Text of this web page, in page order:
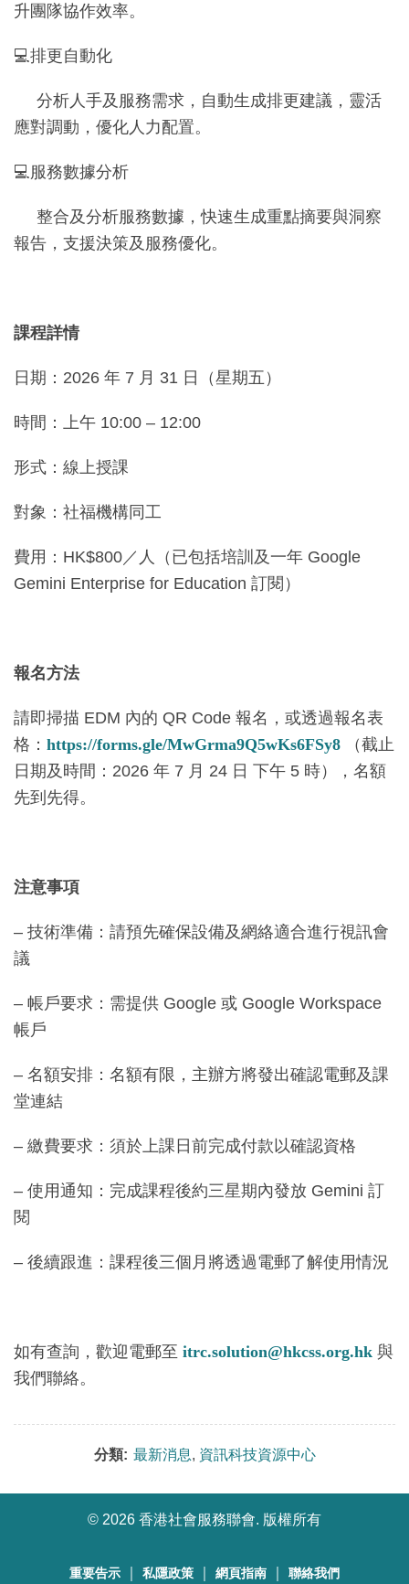
升團隊協作效率。
💻排更自動化
分析人手及服務需求，自動生成排更建議，靈活
應對調動，優化人力配置。
💻服務數據分析
整合及分析服務數據，快速生成重點摘要與洞察
報告，支援決策及服務優化。
課程詳情
日期：2026 年 7 月 31 日（星期五）
時間：上午 10:00 – 12:00
形式：線上授課
對象：社福機構同工
費用：HK$800／人（已包括培訓及一年 Google
Gemini Enterprise for Education 訂閱）
報名方法
請即掃描 EDM 內的 QR Code 報名，或透過報名表
格： https://forms.gle/MwGrma9Q5wKs6FSy8 （截止
日期及時間：2026 年 7 月 24 日 下午 5 時），名額
先到先得。
注意事項
– 技術準備：請預先確保設備及網絡適合進行視訊會
議
– 帳戶要求：需提供 Google 或 Google Workspace
帳戶
– 名額安排：名額有限，主辦方將發出確認電郵及課
堂連結
– 繳費要求：須於上課日前完成付款以確認資格
– 使用通知：完成課程後約三星期內發放 Gemini 訂
閱
– 後續跟進：課程後三個月將透過電郵了解使用情況
如有查詢，歡迎電郵至 itrc.solution@hkcss.org.hk 與
我們聯絡。
分類: 最新消息, 資訊科技資源中心
© 2026 香港社會服務聯會. 版權所有
重要告示 私隱政策 網頁指南 聯絡我們